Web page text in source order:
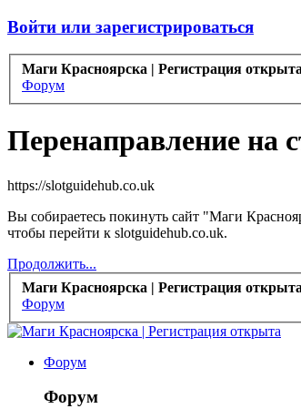
Войти или зарегистрироваться
Маги Красноярска | Регистрация открыта
Форум
Перенаправление на
https://slotguidehub.co.uk
Вы собираетесь покинуть сайт "Маги
чтобы перейти к slotguidehub.co.uk.
Продолжить...
Маги Красноярска | Регистрация открыта
Форум
Форум
Форум